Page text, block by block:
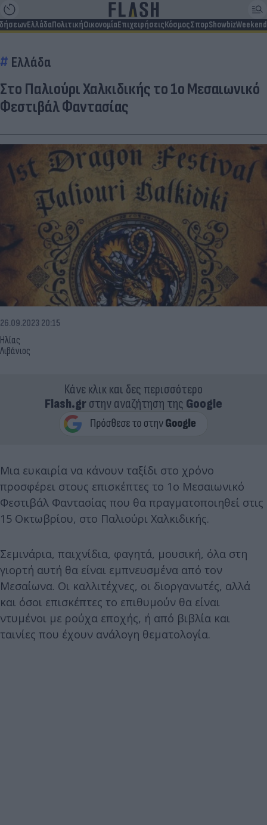
ΕλλάδαΠολιτικήΟικονομίαΕπιχειρήσειςΚόσμοςΣπορShowbizWeekend
Ελλάδα
Στο Παλιούρι Χαλκιδικής το 1ο Μεσαιωνικό
Φεστιβάλ Φαντασίας
Ηλίας
Λιβάνιος
26.09.2023 20:15
Κάνε κλικ και δες περισσότερο
Flash.grστην αναζήτηση της Google
Mια ευκαιρία να κάνουν ταξίδι στο χρόνο
προσφέρει στους επισκέπτες το 1ο Μεσαιωνικό
Φεστιβάλ Φαντασίας που θα πραγματοποιηθεί στις
15 Οκτωβρίου, στο Παλιούρι Χαλκιδικής.
Σεμινάρια, παιχνίδια, φαγητά, μουσική, όλα στη
γιορτή αυτή θα είναι εμπνευσμένα από τον
Μεσαίωνα. Οι καλλιτέχνες, οι διοργανωτές, αλλά
και όσοι επισκέπτες το επιθυμούν θα είναι
ντυμένοι με ρούχα εποχής, ή από βιβλία και
ταινίες που έχουν ανάλογη θεματολογία.